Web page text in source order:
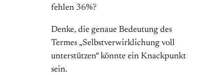
fehlen 36%?
Denke, die genaue Bedeutung des
Termes „Selbstverwirklichung voll
unterstützen“ könnte ein Knackpunkt
sein.